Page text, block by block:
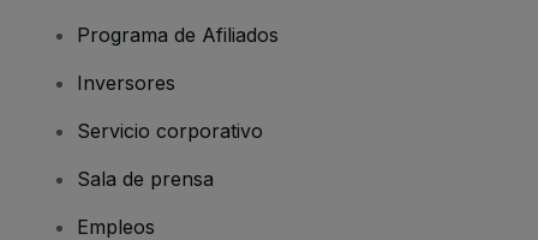
Programa de Afiliados
Inversores
Servicio corporativo
Sala de prensa
Empleos